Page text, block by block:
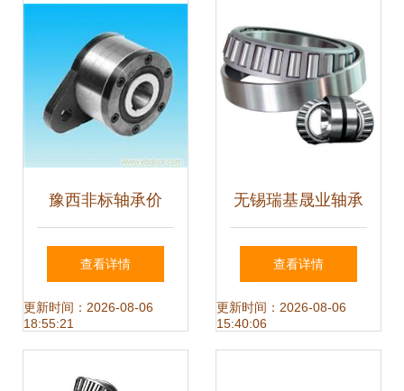
豫西非标轴承价
格、图片与详情 |
比肩一流的高精度
查看详情
更新时间：2026-08-06
18:55:21
无锡瑞基晟业轴承
贸易有限公司产品
解析 高品质轴承的
查看详情
更新时间：2026-08-06
15:40:06